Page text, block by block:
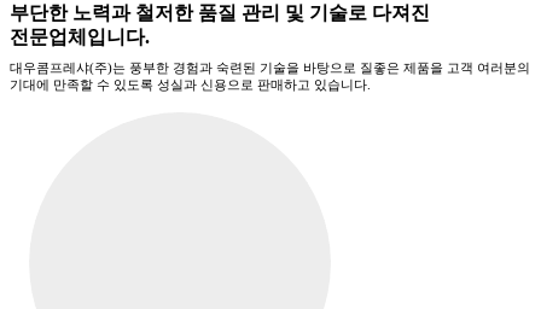
부단한 노력과 철저한 품질 관리 및 기술로 다져진
전문업체입니다.
대우콤프레샤(주)는 풍부한 경험과 숙련된 기술을 바탕으로 질좋은 제품을 고객 여러분의
기대에 만족할 수 있도록 성실과 신용으로 판매하고 있습니다.